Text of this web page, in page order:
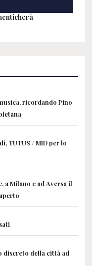
ricordando Pino
TUTUS / MID per lo
a Milano e ad Aversa il
discreto della città ad